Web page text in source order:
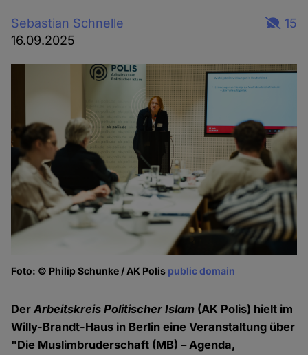
Sebastian Schnelle
16.09.2025
15
Foto: © Philip Schunke / AK Polis public domain
DerArbeitskreis Politischer Islam (AK Polis) hielt im
Willy-Brandt-Haus in Berlin eine Veranstaltung über
"Die Muslimbruderschaft (MB) – Agenda,